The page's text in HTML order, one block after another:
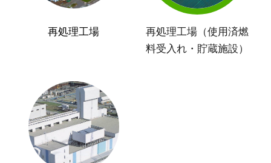
再処理工場
再処理工場（使用済燃
料受入れ・貯蔵施設）